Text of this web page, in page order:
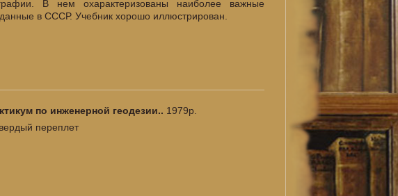
В нем охарактеризованы наиболее важные
в СССР. Учебник хорошо иллюстрирован.
по инженерной геодезии.. 1979р.
переплет